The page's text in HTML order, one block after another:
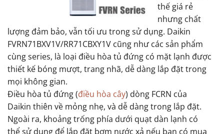
thế giá rẻ
nhưng chất
lượng đảm bảo, vẫn tối ưu trong sử dụng. Daikin
FVRN71BXV1V/RR71CBXY1V cũng như các sản phẩm
cùng series, là loại điều hòa tủ đứng có mặt lạnh được
thiết kế bóng mượt, trang nhã, dễ dàng lắp đặt trong
mọi không gian.
Điều hòa tủ đứng (điều hòa cây) dòng FCRN của
Daikin thiên về mỏng nhẹ, và dễ dàng trong lắp đặt.
Ngoài ra, khoảng trống phía dưới quạt dàn lạnh có
thể sử dụng để lắp đặt bơm nước xả nếu bạn có mua